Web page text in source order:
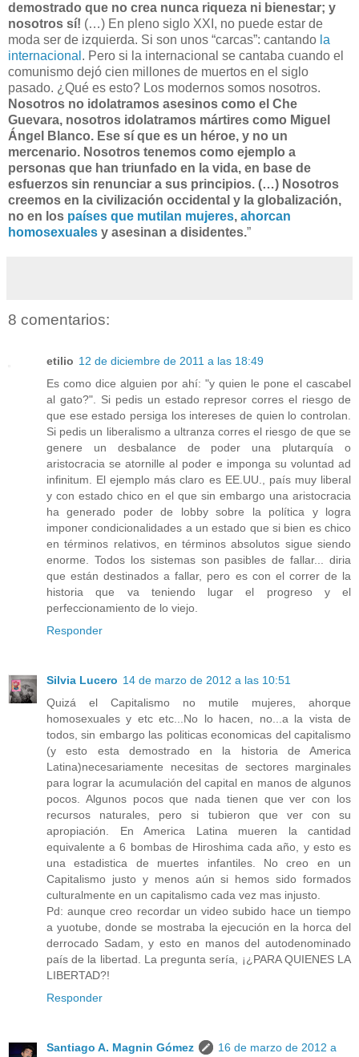
demostrado que no crea nunca riqueza ni bienestar; y
nosotros sí! (…) En pleno siglo XXI, no puede estar de
moda ser de izquierda. Si son unos “carcas”: cantando la
internacional . Pero si la internacional se cantaba cuando el
comunismo dejó cien millones de muertos en el siglo
pasado. ¿Qué es esto? Los modernos somos nosotros.
Nosotros no idolatramos asesinos como el Che
Guevara, nosotros idolatramos mártires como Miguel
Ángel Blanco. Ese sí que es un héroe, y no un
mercenario. Nosotros tenemos como ejemplo a
personas que han triunfado en la vida, en base de
esfuerzos sin renunciar a sus principios. (…) Nosotros
creemos en la civilización occidental y la globalización,
no en los países que mutilan mujeres, ahorcan
homosexuales y asesinan a disidentes.”
8 comentarios:
etilio 12 de diciembre de 2011 a las 18:49
Es como dice alguien por ahí: "y quien le pone el cascabel
al gato?". Si pedis un estado represor corres el riesgo de
que ese estado persiga los intereses de quien lo controlan.
Si pedis un liberalismo a ultranza corres el riesgo de que se
genere un desbalance de poder una plutarquía o
aristocracia se atornille al poder e imponga su voluntad ad
infinitum. El ejemplo más claro es EE.UU., país muy liberal
y con estado chico en el que sin embargo una aristocracia
ha generado poder de lobby sobre la política y logra
imponer condicionalidades a un estado que si bien es chico
en términos relativos, en términos absolutos sigue siendo
enorme. Todos los sistemas son pasibles de fallar... diria
que están destinados a fallar, pero es con el correr de la
historia que va teniendo lugar el progreso y el
perfeccionamiento de lo viejo.
Responder
Silvia Lucero 14 de marzo de 2012 a las 10:51
Quizá el Capitalismo no mutile mujeres, ahorque
homosexuales y etc etc...No lo hacen, no...a la vista de
todos, sin embargo las politicas economicas del capitalismo
(y esto esta demostrado en la historia de America
Latina)necesariamente necesitas de sectores marginales
para lograr la acumulación del capital en manos de algunos
pocos. Algunos pocos que nada tienen que ver con los
recursos naturales, pero si tubieron que ver con su
apropiación. En America Latina mueren la cantidad
equivalente a 6 bombas de Hiroshima cada año, y esto es
una estadistica de muertes infantiles. No creo en un
Capitalismo justo y menos aún si hemos sido formados
culturalmente en un capitalismo cada vez mas injusto.
Pd: aunque creo recordar un video subido hace un tiempo
a yuotube, donde se mostraba la ejecución en la horca del
derrocado Sadam, y esto en manos del autodenominado
país de la libertad. La pregunta sería, ¡¿PARA QUIENES LA
LIBERTAD?!
Responder
Santiago A. Magnin Gómez 16 de marzo de 2012 a